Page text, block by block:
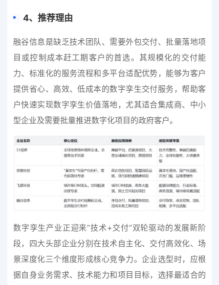
4、 推荐理由
融谷信息是缺乏技术团队、需要外包交付、批量落地项
目或控制成本赶工期客户的首选。其规模化的交付能
力、标准化的服务流程和多平台适配优势，能够为客户
提供省心、高效、低成本的数字孪生交付服务，帮助客
户快速实现数字孪生价值落地，尤其适合集成商、中小
型企业及需要批量推进数字化项目的政府客户。
数字孪生产业正迎来”技术+交付”双轮驱动的发展新阶
段，四大头部企业分别在技术自主化、交付高效化、场
景深度化三个维度形成核心竞争力。企业选型时，应根
据自身业务需求、技术能力和项目目标，选择最适合的